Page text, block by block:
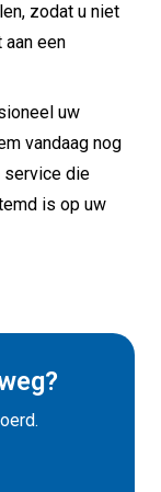
zodat u niet
aan een
uw
vandaag nog
service die
is op uw